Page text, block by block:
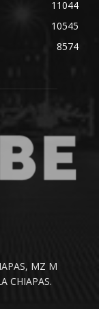
11044
10545
8574
MZ M
CHIAPAS.